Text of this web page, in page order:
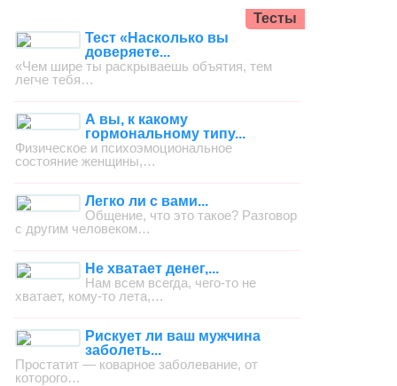
Тесты
Тест «Насколько вы
доверяете...
«Чем шире ты раскрываешь объятия, тем
легче тебя…
А вы, к какому
гормональному типу...
Физическое и психоэмоциональное
состояние женщины,…
Легко ли с вами...
Общение, что это такое? Разговор
с другим человеком…
Не хватает денег,...
Нам всем всегда, чего-то не
хватает, кому-то лета,…
Рискует ли ваш мужчина
заболеть...
Простатит — коварное заболевание, от
которого…